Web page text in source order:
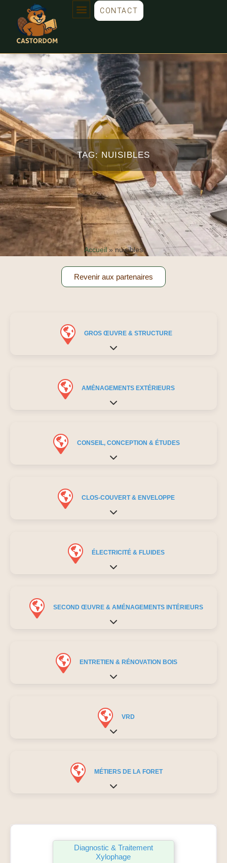
CONTACT
TAG: NUISIBLES
Accueil»nuisibles
Revenir aux partenaires
GROS ŒUVRE & STRUCTURE
Expand sub-categories
AMÉNAGEMENTS EXTÉRIEURS
Expand sub-categories
CONSEIL, CONCEPTION & ÉTUDES
Expand sub-categories
CLOS-COUVERT & ENVELOPPE
Expand sub-categories
ÉLECTRICITÉ & FLUIDES
Expand sub-categories
SECOND ŒUVRE & AMÉNAGEMENTS INTÉRIEURS
Expand sub-categories
ENTRETIEN & RÉNOVATION BOIS
Expand sub-categories
VRD
Expand sub-categories
MÉTIERS DE LA FORET
Expand sub-categories
Diagnostic & Traitement
Xylophage